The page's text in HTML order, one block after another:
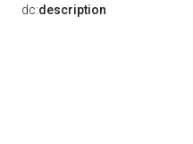
dc:description